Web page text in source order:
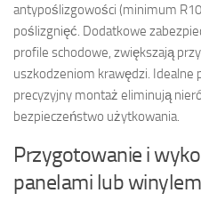
antypoślizgowości (minimum
poślizgnięć. Dodatkowe
profile schodowe, zwiększają
uszkodzeniom krawędzi. Idealne
precyzyjny montaż eliminują
bezpieczeństwo użytkowania.
Przygotowanie i
panelami lub winylem